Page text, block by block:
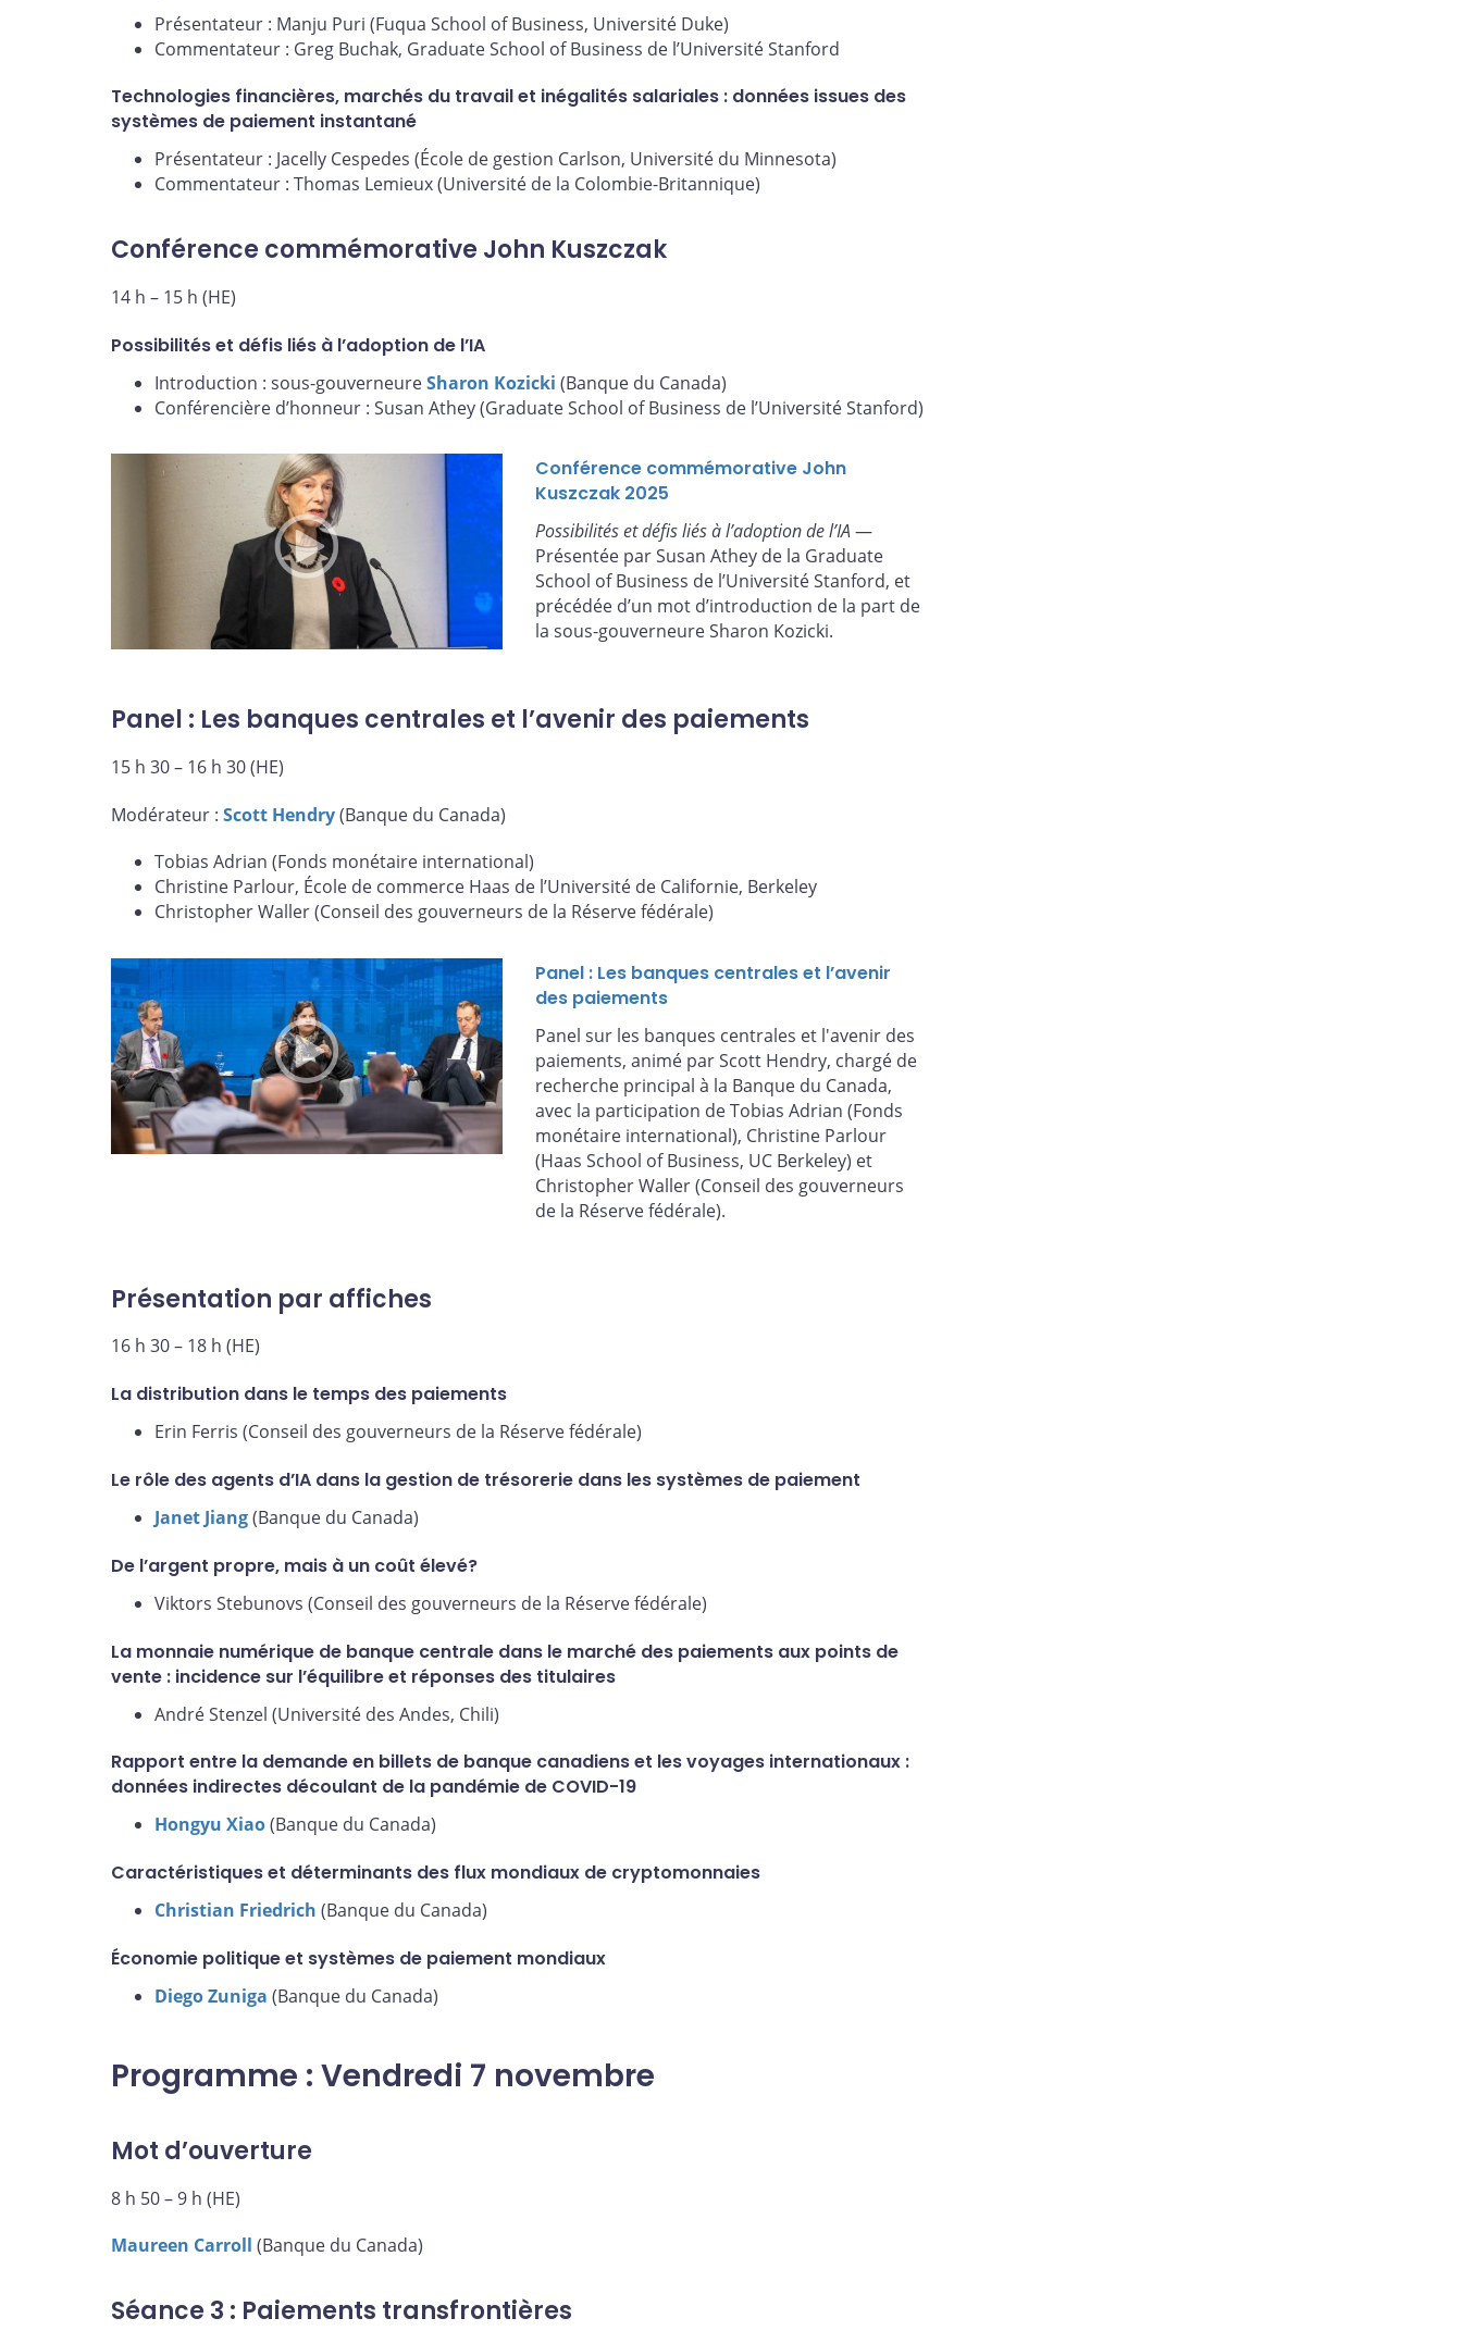
Présentateur : Manju Puri (Fuqua School of Business, Université Duke)
Commentateur : Greg Buchak, Graduate School of Business de l’Université Stanford
Technologies financières, marchés du travail et inégalités salariales : données issues des
systèmes de paiement instantané
Présentateur : Jacelly Cespedes (École de gestion Carlson, Université du Minnesota)
Commentateur : Thomas Lemieux (Université de la Colombie-Britannique)
Conférence commémorative John Kuszczak
14 h – 15 h (HE)
Possibilités et défis liés à l’adoption de l’IA
Introduction : sous-gouverneureSharon Kozicki (Banque du Canada)
Conférencière d’honneur : Susan Athey (Graduate School of Business de l’Université Stanford)
Conférence commémorative John
Kuszczak 2025
Possibilités et défis liés à l’adoption de l’IA—
Présentée par Susan Athey de la Graduate
School of Business de l’Université Stanford, et
précédée d’un mot d’introduction de la part de
la sous-gouverneure Sharon Kozicki.
Panel : Les banques centrales et l’avenir des paiements
15 h 30 – 16 h 30 (HE)
Modérateur : Scott Hendry(Banque du Canada)
Tobias Adrian (Fonds monétaire international)
Christine Parlour, École de commerce Haas de l’Université de Californie, Berkeley
Christopher Waller (Conseil des gouverneurs de la Réserve fédérale)
Panel : Les banques centrales et l’avenir
des paiements
Panel sur les banques centrales et l'avenir des
paiements, animé par Scott Hendry, chargé de
recherche principal à la Banque du Canada,
avec la participation de Tobias Adrian (Fonds
monétaire international), Christine Parlour
(Haas School of Business, UC Berkeley) et
Christopher Waller (Conseil des gouverneurs
de la Réserve fédérale).
Présentation par affiches
16 h 30 – 18 h (HE)
La distribution dans le temps des paiements
Erin Ferris (Conseil des gouverneurs de la Réserve fédérale)
Le rôle des agents d’IA dans la gestion de trésorerie dans les systèmes de paiement
Janet Jiang(Banque du Canada)
De l’argent propre, mais à un coût élevé?
Viktors Stebunovs (Conseil des gouverneurs de la Réserve fédérale)
La monnaie numérique de banque centrale dans le marché des paiements aux points de
vente : incidence sur l’équilibre et réponses des titulaires
André Stenzel (Université des Andes, Chili)
Rapport entre la demande en billets de banque canadiens et les voyages internationaux :
données indirectes découlant de la pandémie de COVID-19
Hongyu Xiao(Banque du Canada)
Caractéristiques et déterminants des flux mondiaux de cryptomonnaies
Christian Friedrich (Banque du Canada)
Économie politique et systèmes de paiement mondiaux
Diego Zuniga (Banque du Canada)
Programme : Vendredi 7 novembre
Mot d’ouverture
8 h 50 – 9 h (HE)
Maureen Carroll (Banque du Canada)
Séance 3 : Paiements transfrontières